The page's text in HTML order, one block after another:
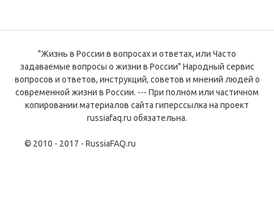
"Жизнь в России в вопросах и ответах, или Часто
задаваемые вопросы о жизни в России" Народный сервис
вопросов и ответов, инструкций, советов и мнений людей о
современной жизни в России. --- При полном или частичном
копировании материалов сайта гиперссылка на проект
russiafaq.ru обязательна.
© 2010 - 2017 - RussiaFAQ.ru